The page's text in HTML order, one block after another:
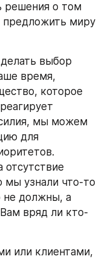
решения о том
предложить миру
выбор
время,
которое
мы можем
для
отсутствие
мы узнали что-то
не должны, а
вряд ли кто-
или клиентами,